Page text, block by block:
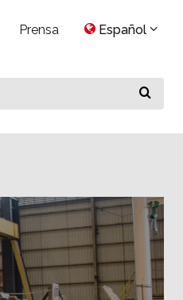
Prensa Español